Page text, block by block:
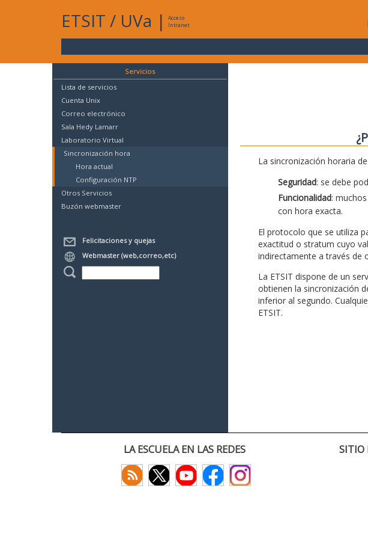
ETSIT / UVa |
Acceso
Intranet
Servicios
Lista de servicios
Cuenta Unix
Correo electrónico
Sala Hedy Lamarr
Laboratorio Virtual
Sincronización hora
Hora actual
Configuración NTP
Otros Servicios
Buzón webmaster
Felicitaciones y quejas
Webmaster (web,correo,etc)
La sincronización horaria
Seguridad: se debe
Funcionalidad:
con hora exacta.
El protocolo que se utiliza
exactitud o stratum cuyo
indirectamente a través de
La ETSIT dispone de un
obtienen la sincronización
inferior al segundo.
ETSIT.
LA ESCUELA EN LAS REDES SITIO